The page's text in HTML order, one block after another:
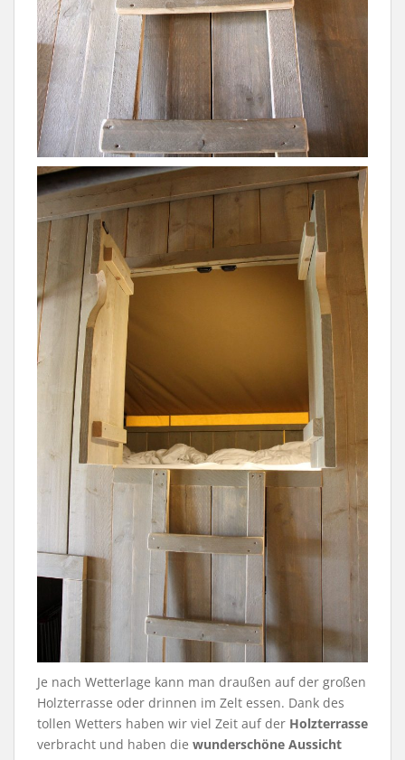
Je nach Wetterlage kann man draußen auf der großen
Holzterrasse oder drinnen im Zelt essen. Dank des
tollen Wetters haben wir viel Zeit auf der Holzterrasse
verbracht und haben die wunderschöne Aussicht